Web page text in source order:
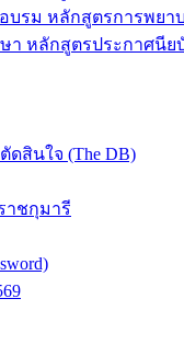
บรม หลักสูตรการพย
า หลักสูตรประกาศนี
ดสินใจ (The DB)
าชกุมารี